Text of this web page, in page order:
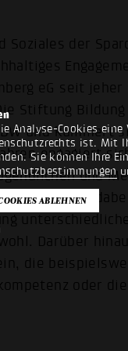
Analyse-Cookies eine
ist. Mit
Sie können Ihre
Soziales der
eG seit
Stiftung
und kümmert
engagiert
und
versteht sich
Darüber
die
oder